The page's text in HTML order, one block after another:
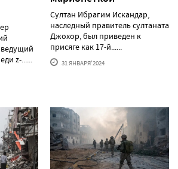
z-......
Султан Ибрагим Искандар,
наследный правитель султаната
Джохор, был приведен к
присяге как 17-й......
31 ЯНВАРЯ'2024